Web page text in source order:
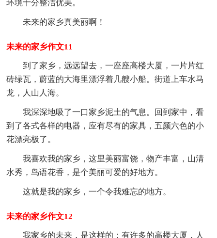
环境十分整洁优美。
未来的家乡真美丽啊！
未来的家乡作文11
到了家乡，远远望去，一座座高楼大厦，一片片红
砖绿瓦，蔚蓝的大海里漂浮着几艘小船。街道上车水马
龙，人山人海。
我深深地吸了一口家乡泥土的气息。回到家中，看
到了各式各样的电器，应有尽有的家具，五颜六色的小
花漂亮极了。
我喜欢我的家乡，这里美丽富饶，物产丰富，山清
水秀，鸟语花香，是个美丽可爱的好地方。
这就是我的家乡，一个令我难忘的地方。
未来的家乡作文12
我家乡的未来，是这样的；有许多的高楼大厦，人